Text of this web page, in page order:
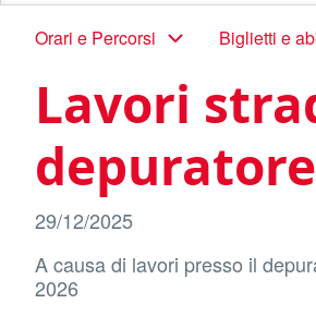
Main
navigation
Orari e Percorsi Biglietti e
Lavori
depuratore
29/12/2025
A causa di lavori presso il
2026